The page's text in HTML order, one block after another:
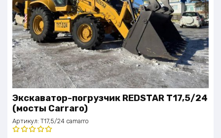
Экскаватор-погрузчик REDSTAR T17,5/24
(мосты Carraro)
Артикул: T17,5/24 camarro